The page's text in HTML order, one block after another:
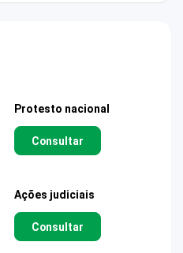
Protesto nacional
Consultar
Ações judiciais
Consultar